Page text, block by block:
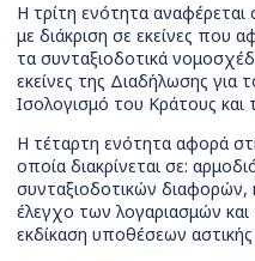
Η τρίτη ενότητα αναφέρεται
με διάκριση σε εκείνες που
τα συνταξιοδοτικά
εκείνες της Διαδήλωσης για
Ισολογισμό του Κράτους και
Η τέταρτη ενότητα αφορά
οποία διακρίνεται σε:
συνταξιοδοτικών
έλεγχο των λογαριασμών και
εκδίκαση υποθέσεων